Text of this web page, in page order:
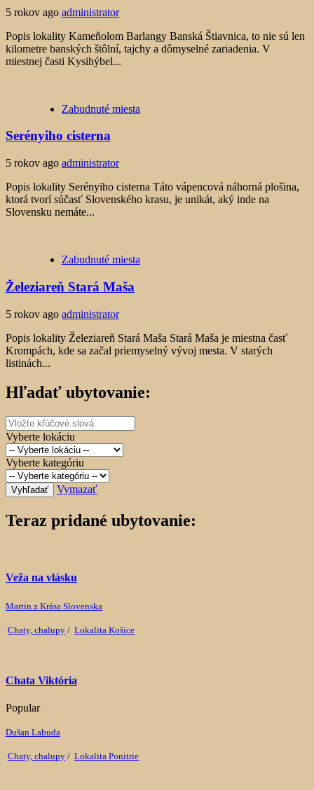
5 rokov ago administrator
Popis lokality Kameňolom Barlangy Banská Štiavnica, to nie sú len
kilometre banských štôlní, tajchy a dômyselné zariadenia. V
miestnej časti Kysihýbel...
Zabudnuté miesta
Serényiho cisterna
5 rokov ago administrator
Popis lokality Serényiho cisterna Táto vápencová náhorná plošina,
ktorá tvorí súčasť Slovenského krasu, je unikát, aký inde na
Slovensku nemáte...
Zabudnuté miesta
Železiareň Stará Maša
5 rokov ago administrator
Popis lokality Železiareň Stará Maša Stará Maša je miestna časť
Krompách, kde sa začal priemyselný vývoj mesta. V starých
listinách...
Hľadať ubytovanie:
Vyberte lokáciu
Vyberte kategóriu
Vyhľadať Vymazať
Teraz pridané ubytovanie:
Veža na vlásku
Martin z Krása Slovenska
Chaty, chalupy / Lokalita Košice
Chata Viktória
Popular
Dušan Labuda
Chaty, chalupy / Lokalita Ponitrie